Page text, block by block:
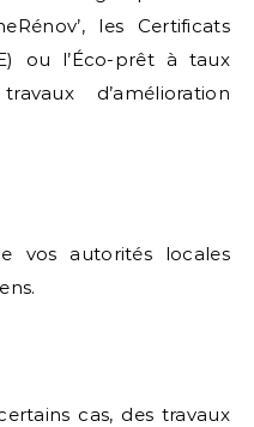
les Certificats
ou l’Éco-prêt à taux
d’amélioration
vos autorités locales
cas, des travaux